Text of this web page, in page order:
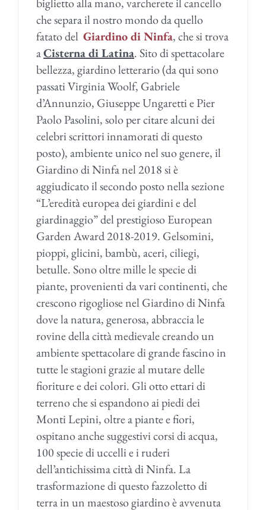
biglietto alla mano, varcherete il cancello
che separa il nostro mondo da quello
fatato del Giardino di Ninfa, che si trova
aCisterna di Latina. Sito di spettacolare
bellezza, giardino letterario (da qui sono
passati Virginia Woolf, Gabriele
d’Annunzio, Giuseppe Ungaretti e Pier
Paolo Pasolini, solo per citare alcuni dei
celebri scrittori innamorati di questo
posto), ambiente unico nel suo genere, il
Giardino di Ninfa nel 2018 si è
aggiudicato il secondo posto nella sezione
“L’eredità europea dei giardini e del
giardinaggio” del prestigioso European
Garden Award 2018-2019. Gelsomini,
pioppi, glicini, bambù, aceri, ciliegi,
betulle. Sono oltre mille le specie di
piante, provenienti da vari continenti, che
crescono rigogliose nel Giardino di Ninfa
dove la natura, generosa, abbraccia le
rovine della città medievale creando un
ambiente spettacolare di grande fascino in
tutte le stagioni grazie al mutare delle
fioriture e dei colori. Gli otto ettari di
terreno che si espandono ai piedi dei
Monti Lepini, oltre a piante e fiori,
ospitano anche suggestivi corsi di acqua,
100 specie di uccelli e i ruderi
dell’antichissima città di Ninfa. La
trasformazione di questo fazzoletto di
terra in un maestoso giardino è avvenuta